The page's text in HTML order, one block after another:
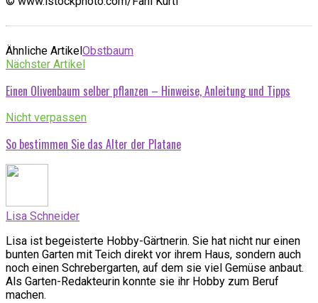
Ähnliche Artikel Obstbaum
Nächster Artikel
Einen Olivenbaum selber pflanzen – Hinweise, Anleitung und Tipps
Nicht verpassen
So bestimmen Sie das Alter der Platane
Lisa Schneider
Lisa ist begeisterte Hobby-Gärtnerin. Sie hat nicht nur einen
bunten Garten mit Teich direkt vor ihrem Haus, sondern auch
noch einen Schrebergarten, auf dem sie viel Gemüse anbaut.
Als Garten-Redakteurin konnte sie ihr Hobby zum Beruf
machen.